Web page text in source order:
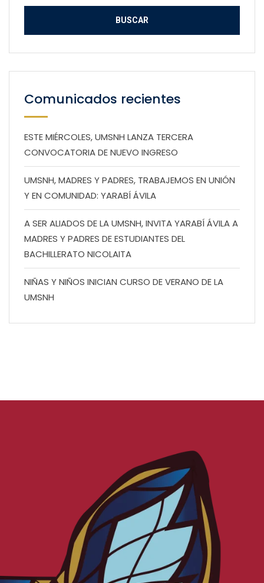
Comunicados recientes
ESTE MIÉRCOLES, UMSNH LANZA TERCERA
CONVOCATORIA DE NUEVO INGRESO
UMSNH, MADRES Y PADRES, TRABAJEMOS EN UNIÓN
Y EN COMUNIDAD: YARABÍ ÁVILA
A SER ALIADOS DE LA UMSNH, INVITA YARABÍ ÁVILA A
MADRES Y PADRES DE ESTUDIANTES DEL
BACHILLERATO NICOLAITA
NIÑAS Y NIÑOS INICIAN CURSO DE VERANO DE LA
UMSNH